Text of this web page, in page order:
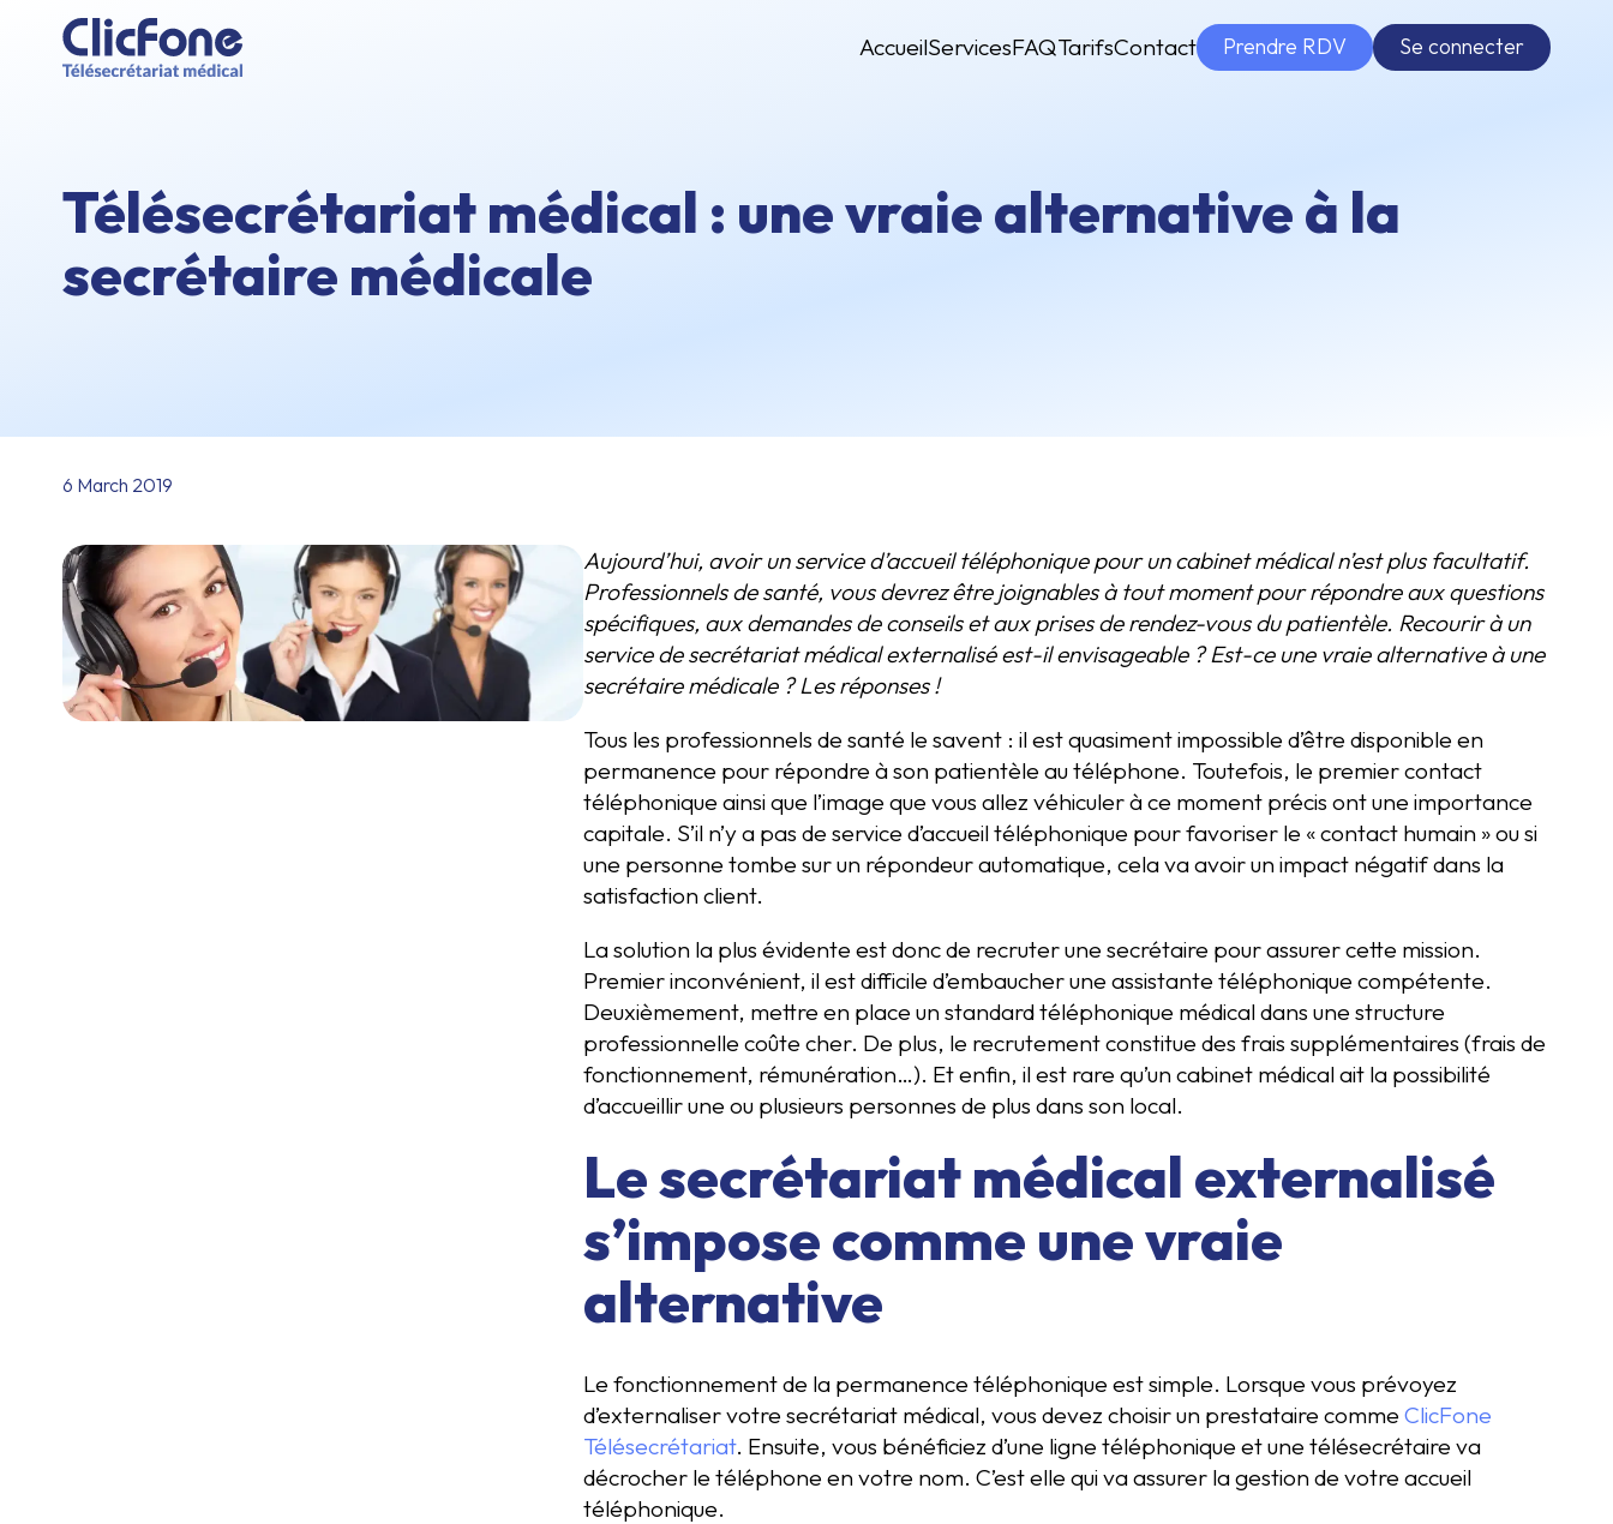
AccueilServicesFAQTarifsContact Prendre RDV Se connecter
Télésecrétariat médical : une vraie alternative à la
secrétaire médicale
6 March 2019
Aujourd’hui, avoir un service d’accueil téléphonique pour un cabinet médical n’est plus facultatif.
Professionnels de santé, vous devrez être joignables à tout moment pour répondre aux questions
spécifiques, aux demandes de conseils et aux prises de rendez-vous du patientèle. Recourir à un
service de secrétariat médical externalisé est-il envisageable ? Est-ce une vraie alternative à une
secrétaire médicale ? Les réponses !
Tous les professionnels de santé le savent : il est quasiment impossible d’être disponible en
permanence pour répondre à son patientèle au téléphone. Toutefois, le premier contact
téléphonique ainsi que l’image que vous allez véhiculer à ce moment précis ont une importance
capitale. S’il n’y a pas de service d’accueil téléphonique pour favoriser le « contact humain » ou si
une personne tombe sur un répondeur automatique, cela va avoir un impact négatif dans la
satisfaction client.
La solution la plus évidente est donc de recruter une secrétaire pour assurer cette mission.
Premier inconvénient, il est difficile d’embaucher une assistante téléphonique compétente.
Deuxièmement, mettre en place un standard téléphonique médical dans une structure
professionnelle coûte cher. De plus, le recrutement constitue des frais supplémentaires (frais de
fonctionnement, rémunération…). Et enfin, il est rare qu’un cabinet médical ait la possibilité
d’accueillir une ou plusieurs personnes de plus dans son local.
Le secrétariat médical externalisé
s’impose comme une vraie
alternative
Le fonctionnement de la permanence téléphonique est simple. Lorsque vous prévoyez
d’externaliser votre secrétariat médical, vous devez choisir un prestataire comme ClicFone
Télésecrétariat. Ensuite, vous bénéficiez d’une ligne téléphonique et une télésecrétaire va
décrocher le téléphone en votre nom. C’est elle qui va assurer la gestion de votre accueil
téléphonique.